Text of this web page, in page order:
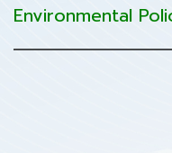
Environmental